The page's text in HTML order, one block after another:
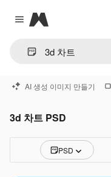
Close menu
Magnific
AI 생성 이미지 만들기
3d 차트 PSD
PSD